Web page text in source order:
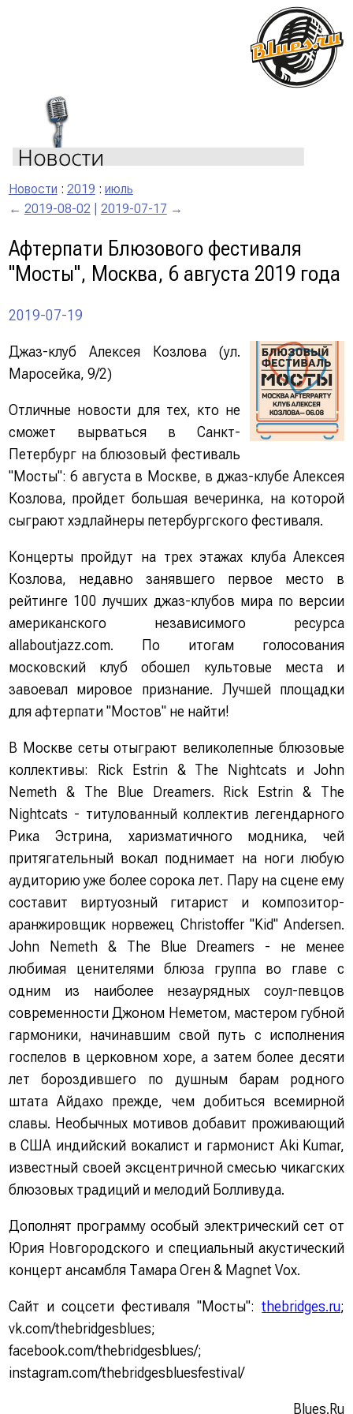
Новости : 2019 : июль
← 2019-08-02 2019-07-17 →
Афтерпати Блюзового фестиваля
"Мосты", Москва, 6 августа 2019 года
2019-07-19
Джаз-клуб Алексея Козлова (ул.
Маросейка, 9/2)
Отличные новости для тех, кто не
сможет вырваться в Санкт-
Петербург на блюзовый фестиваль
"Мосты": 6 августа в Москве, в джаз-клубе Алексея
Козлова, пройдет большая вечеринка, на которой
сыграют хэдлайнеры петербургского фестиваля.
Концерты пройдут на трех этажах клуба Алексея
Козлова, недавно занявшего первое место в
рейтинге 100 лучших джаз-клубов мира по версии
американского независимого ресурса
allaboutjazz.com. По итогам голосования
московский клуб обошел культовые места и
завоевал мировое признание. Лучшей площадки
для афтерпати "Мостов" не найти!
В Москве сеты отыграют великолепные блюзовые
коллективы: Rick Estrin & The Nightcats и John
Nemeth & The Blue Dreamers. Rick Estrin & The
Nightcats - титулованный коллектив легендарного
Рика Эстрина, харизматичного модника, чей
притягательный вокал поднимает на ноги любую
аудиторию уже более сорока лет. Пару на сцене ему
составит виртуозный гитарист и композитор-
аранжировщик норвежец Christoffer "Kid" Andersen.
John Nemeth & The Blue Dreamers - не менее
любимая ценителями блюза группа во главе с
одним из наиболее незаурядных соул-певцов
современности Джоном Неметом, мастером губной
гармоники, начинавшим свой путь с исполнения
госпелов в церковном хоре, а затем более десяти
лет бороздившего по душным барам родного
штата Айдахо прежде, чем добиться всемирной
славы. Необычных мотивов добавит проживающий
в США индийский вокалист и гармонист Aki Kumar,
известный своей эксцентричной смесью чикагских
блюзовых традиций и мелодий Болливуда.
Дополнят программу особый электрический сет от
Юрия Новгородского и специальный акустический
концерт ансамбля Тамара Оген & Magnet Vox.
Сайт и соцсети фестиваля "Мосты":thebridges.ru;
vk.com/thebridgesblues;
facebook.com/thebridgesblues/;
instagram.com/thebridgesbluesfestival/
Blues.Ru